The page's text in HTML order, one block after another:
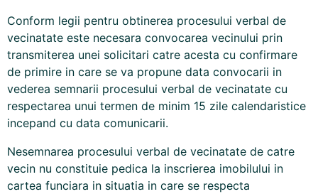
Conform legii pentru obtinerea procesului verbal de
vecinatate este necesara convocarea vecinului prin
transmiterea unei solicitari catre acesta cu confirmare
de primire in care se va propune data convocarii in
vederea semnarii procesului verbal de vecinatate cu
respectarea unui termen de minim 15 zile calendaristice
incepand cu data comunicarii.
Nesemnarea procesului verbal de vecinatate de catre
vecin nu constituie pedica la inscrierea imobilului in
cartea funciara in situatia in care se respecta